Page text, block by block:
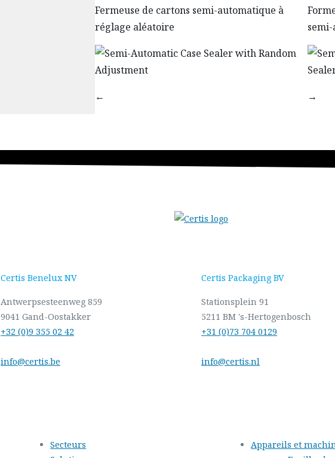
Fermeuse de cartons semi-automatique à
réglage aléatoire
← →
Certis Benelux NV
Antwerpsesteenweg 859
9041 Gand-Oostakker
+32 (0)9 355 02 42
info@certis.be
Certis Packaging BV
Stationsplein 91
5211 BM 's-Hertogenbosch
+31 (0)73 704 0129
info@certis.nl
Secteurs
Appareils et